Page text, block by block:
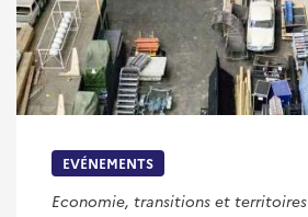
EVÉNEMENTS
Economie, transitions et territoires